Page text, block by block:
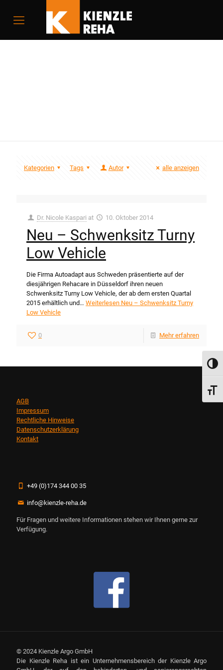
Kategorien Tags Autor alle anzeigen
Dr. Nicole Kaspari at 10. Oktober 2014
Neu – Schwenksitz Turny
Low Vehicle
Die Firma Autoadapt aus Schweden präsentierte auf der
diesjährigen Rehacare in Düsseldorf ihren neuen
Schwenksitz Turny Low Vehicle, der ab dem ersten Quartal
2015 erhältlich und… Weiterlesen Neu – Schwenksitz Turny
Low Vehicle
0 Mehr erfahren
AGB
Impressum
Rechtliche Hinweise
Datenschutzerklärung
Kontakt
+49 (0)174 344 00 35
info@kienzle-reha.de
Für Fragen und weitere Informationen stehen wir Ihnen gerne zur
Verfügung.
© 2024 Kienzle Argo GmbH
Die Kienzle Reha ist ein Unternehmensbereich der Kienzle Argo